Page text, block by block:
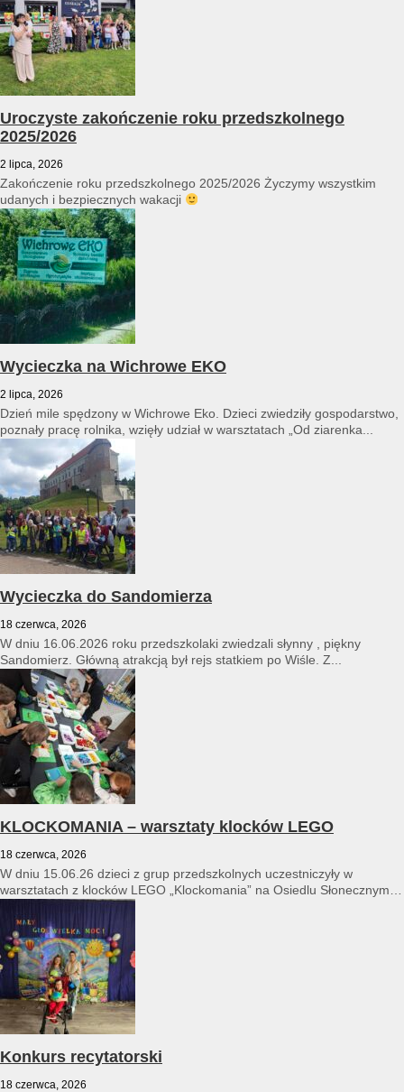
Uroczyste zakończenie roku przedszkolnego
2025/2026
2 lipca, 2026
Zakończenie roku przedszkolnego 2025/2026 Życzymy wszystkim
udanych i bezpiecznych wakacji
Wycieczka na Wichrowe EKO
2 lipca, 2026
Dzień mile spędzony w Wichrowe Eko. Dzieci zwiedziły gospodarstwo,
poznały pracę rolnika, wzięły udział w warsztatach „Od ziarenka...
Wycieczka do Sandomierza
18 czerwca, 2026
W dniu 16.06.2026 roku przedszkolaki zwiedzali słynny , piękny
Sandomierz. Główną atrakcją był rejs statkiem po Wiśle. Z...
KLOCKOMANIA – warsztaty klocków LEGO
18 czerwca, 2026
W dniu 15.06.26 dzieci z grup przedszkolnych uczestniczyły w
warsztatach z klocków LEGO „Klockomania” na Osiedlu Słonecznym
Konkurs recytatorski
18 czerwca, 2026